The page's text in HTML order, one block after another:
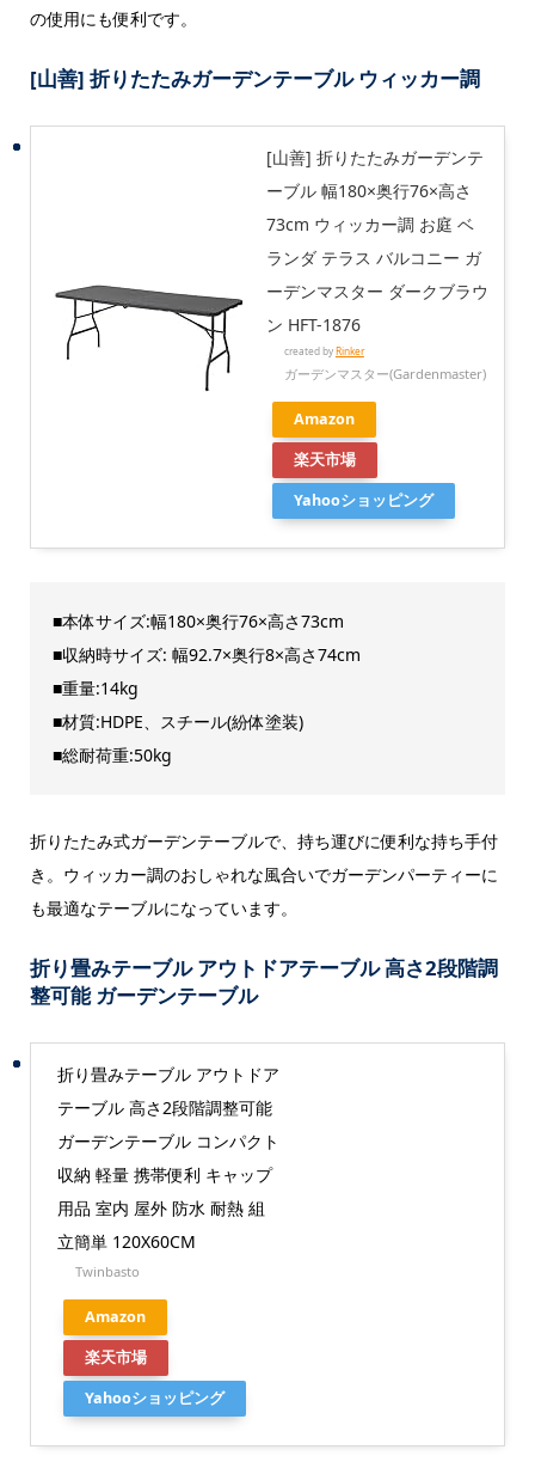
の使用にも便利です。
[山善] 折りたたみガーデンテーブル ウィッカー調
[山善] 折りたたみガーデンテ
ーブル 幅180×奥行76×高さ
73cm ウィッカー調 お庭 ベ
ランダ テラス バルコニー ガ
ーデンマスター ダークブラウ
ン HFT-1876
created by Rinker
ガーデンマスター(Gardenmaster)
Amazon
楽天市場
Yahooショッピング
■本体サイズ:幅180×奥行76×高さ73cm
■収納時サイズ: 幅92.7×奥行8×高さ74cm
■重量:14kg
■材質:HDPE、スチール(紛体塗装)
■総耐荷重:50kg
折りたたみ式ガーデンテーブルで、持ち運びに便利な持ち手付
き。ウィッカー調のおしゃれな風合いでガーデンパーティーに
も最適なテーブルになっています。
折り畳みテーブル アウトドアテーブル 高さ2段階調
整可能 ガーデンテーブル
折り畳みテーブル アウトドア
テーブル 高さ2段階調整可能
ガーデンテーブル コンパクト
収納 軽量 携帯便利 キャップ
用品 室内 屋外 防水 耐熱 組
立簡単 120X60CM
Twinbasto
Amazon
楽天市場
Yahooショッピング